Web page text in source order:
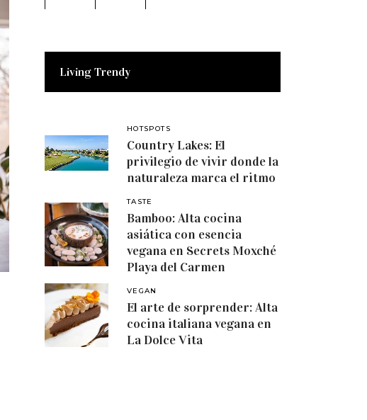
Living Trendy
HOTSPOTS
Country Lakes: El
privilegio de vivir donde la
naturaleza marca el ritmo
TASTE
Bamboo: Alta cocina
asiática con esencia
vegana en Secrets Moxché
Playa del Carmen
VEGAN
El arte de sorprender: Alta
cocina italiana vegana en
La Dolce Vita